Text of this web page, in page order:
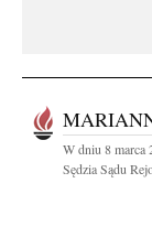
W dniu 8 marca
Sędzia Sądu